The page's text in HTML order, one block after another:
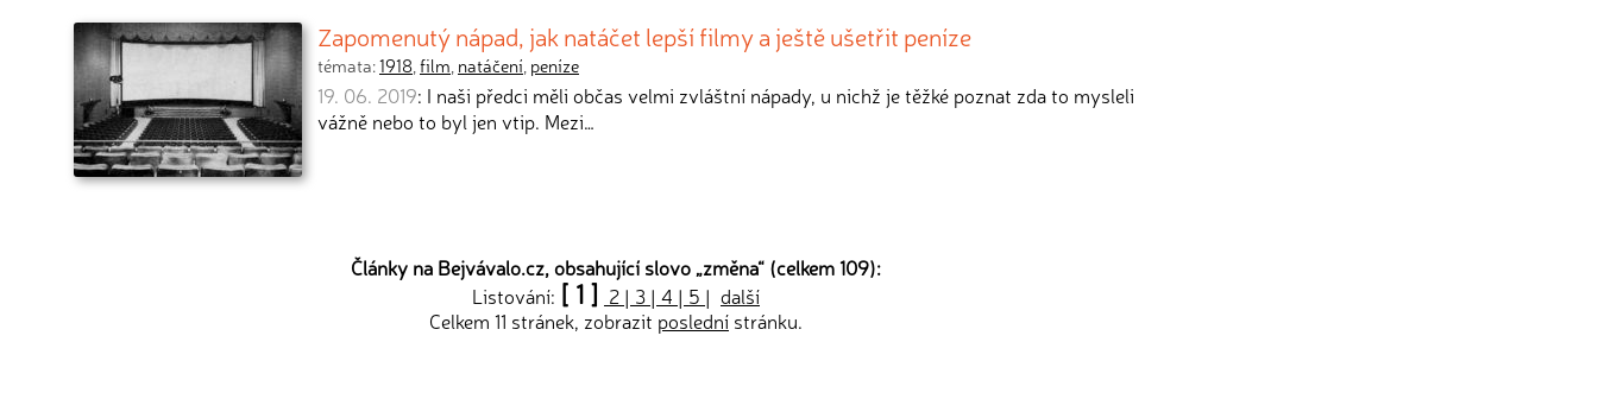
Zapomenutý nápad, jak natáčet lepší filmy a ještě ušetřit peníze
témata:1918,film, natáčení, peníze
19. 06. 2019: I naši předci měli občas velmi zvláštní nápady, u nichž je těžké poznat zda to mysleli
vážně nebo to byl jen vtip. Mezi…
Články na Bejvávalo.cz, obsahující slovo „změna“ (celkem 109):
Listování: [ 1 ] 2 | 3 | 4 | 5 | další
Celkem 11 stránek, zobrazit poslední stránku.